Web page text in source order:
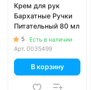
Крем для рук
Бархатные Ручки
Питательный 80 мл
5
Есть в наличии
Арт. 0035499
В корзину